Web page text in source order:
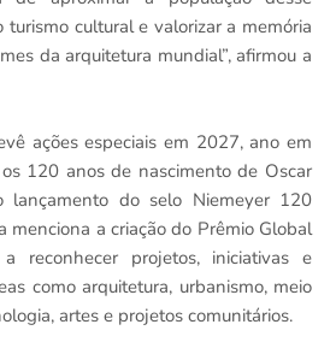
turismo cultural e valorizar a memória
da arquitetura mundial”, afirmou a
ações especiais em 2027, ano em
120 anos de nascimento de Oscar
lançamento do selo Niemeyer 120
menciona a criação do Prêmio Global
reconhecer projetos, iniciativas e
como arquitetura, urbanismo, meio
artes e projetos comunitários.